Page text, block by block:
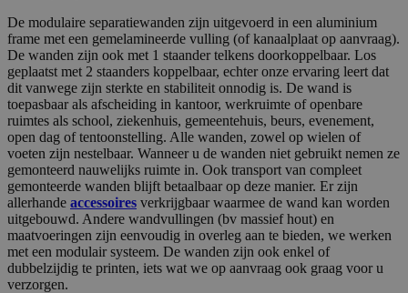
De modulaire separatiewanden zijn uitgevoerd in een aluminium
frame met een gemelamineerde vulling (of kanaalplaat op aanvraag).
De wanden zijn ook met 1 staander telkens doorkoppelbaar. Los
geplaatst met 2 staanders koppelbaar, echter onze ervaring leert dat
dit vanwege zijn sterkte en stabiliteit onnodig is. De wand is
toepasbaar als afscheiding in kantoor, werkruimte of openbare
ruimtes als school, ziekenhuis, gemeentehuis, beurs, evenement,
open dag of tentoonstelling. Alle wanden, zowel op wielen of
voeten zijn nestelbaar. Wanneer u de wanden niet gebruikt nemen ze
gemonteerd nauwelijks ruimte in. Ook transport van compleet
gemonteerde wanden blijft betaalbaar op deze manier. Er zijn
allerhande accessoires verkrijgbaar waarmee de wand kan worden
uitgebouwd. Andere wandvullingen (bv massief hout) en
maatvoeringen zijn eenvoudig in overleg aan te bieden, we werken
met een modulair systeem. De wanden zijn ook enkel of
dubbelzijdig te printen, iets wat we op aanvraag ook graag voor u
verzorgen.